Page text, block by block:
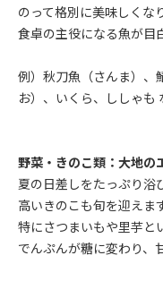
のって格別に美味しくな
食卓の主役になる魚が目
例）秋刀魚（さんま）、
お）、いくら、ししゃも
野菜・きのこ類：大地の
夏の日差しをたっぷり浴
高いきのこも旬を迎えま
特にさつまいもや里芋と
でんぷんが糖に変わり、